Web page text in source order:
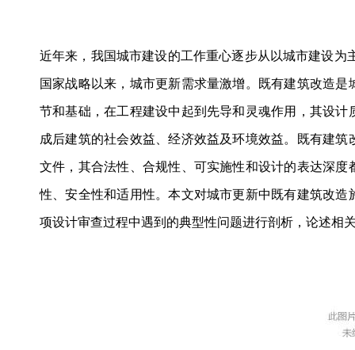
近年来，我国城市建设的工作重心逐步从以城市建设
国家战略以来，城市更新需求量激增。既有建筑改造
节和基础，在工程建设中起到先导和灵魂作用，其设
成后建筑的社会效益、经济效益及环境效益。既有建
文件，其合法性、合规性、可实施性和设计的表达深
性、安全性和适用性。本文对城市更新中既有建筑改
项设计审查过程中遇到的典型性问题进行剖析，论述相